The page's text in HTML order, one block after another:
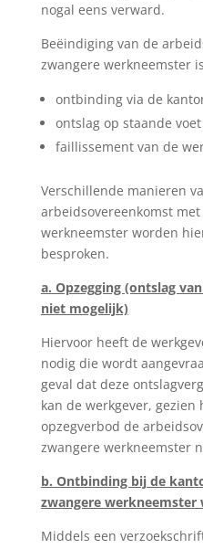
nogal eens verward.
Beëindiging van de
zwangere werkneemster
ontbinding via de
ontslag op staande voet
faillissement van de
Verschillende manieren
arbeidsovereenkomst
werkneemster worden
besproken.
a. Opzegging (ontslag
niet mogelijk)
Hiervoor heeft de
nodig die wordt
geval dat deze
kan de werkgever, gezien
opzegverbod de
zwangere werkneemster
b. Ontbinding bij de
zwangere werkneemster
Middels een